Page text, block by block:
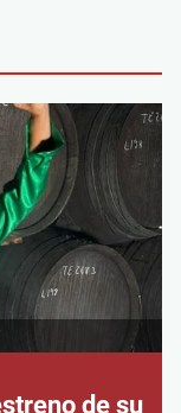
de su